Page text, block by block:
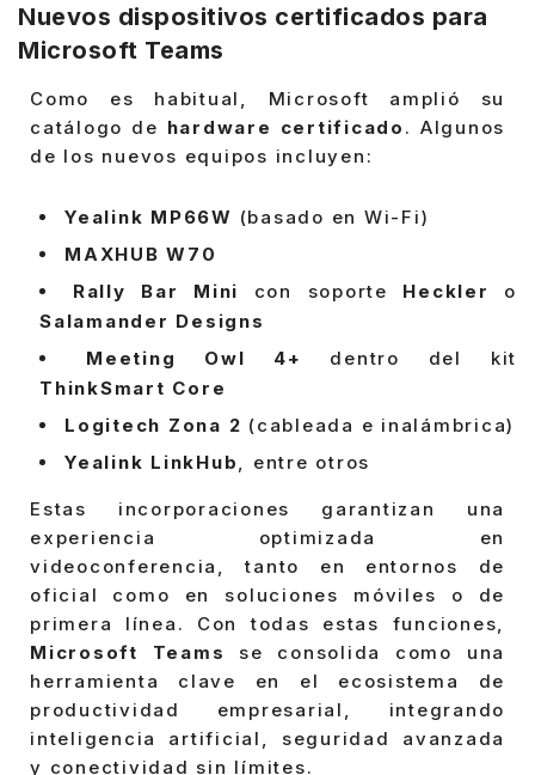
Nuevos dispositivos certificados para
Microsoft Teams
Como es habitual, Microsoft amplió su
catálogo de hardware certificado . Algunos
de los nuevos equipos incluyen:
Yealink MP66W (basado en Wi-Fi)
MAXHUB W70
Rally Bar Mini
con soporte Heckler
o
Salamander Designs
Meeting Owl 4+
dentro del kit
ThinkSmart Core
Logitech Zona 2 (cableada e inalámbrica)
Yealink LinkHub
, entre otros
Estas incorporaciones garantizan una
experiencia optimizada en
videoconferencia, tanto en entornos de
oficial como en soluciones móviles o de
primera línea. Con todas estas funciones,
Microsoft Teams
se consolida como una
herramienta clave en el ecosistema de
productividad empresarial, integrando
inteligencia artificial, seguridad avanzada
y conectividad sin límites.